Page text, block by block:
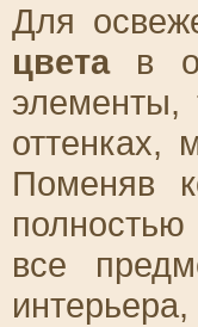
Для
цветав
оттенках,
Поменяв
все